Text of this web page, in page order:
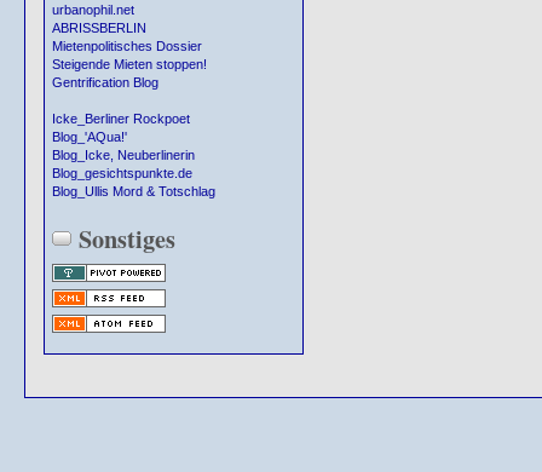
urbanophil.net
ABRISSBERLIN
Mietenpolitisches Dossier
Steigende Mieten stoppen!
Gentrification Blog
Icke_Berliner Rockpoet
Blog_'AQua!'
Blog_Icke, Neuberlinerin
Blog_gesichtspunkte.de
Blog_Ullis Mord & Totschlag
Sonstiges